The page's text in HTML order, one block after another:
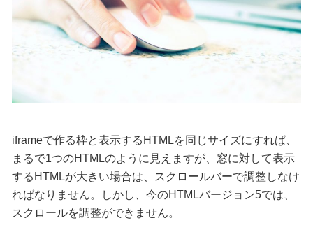
iframeで作る枠と表示するHTMLを同じサイズにすれば、
まるで1つのHTMLのように見えますが、窓に対して表示
するHTMLが大きい場合は、スクロールバーで調整しなけ
ればなりません。しかし、今のHTMLバージョン5では、
スクロールを調整ができません。